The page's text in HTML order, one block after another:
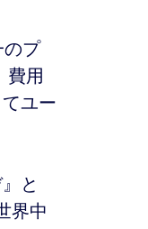
のプ
費用
ユー
と
界中